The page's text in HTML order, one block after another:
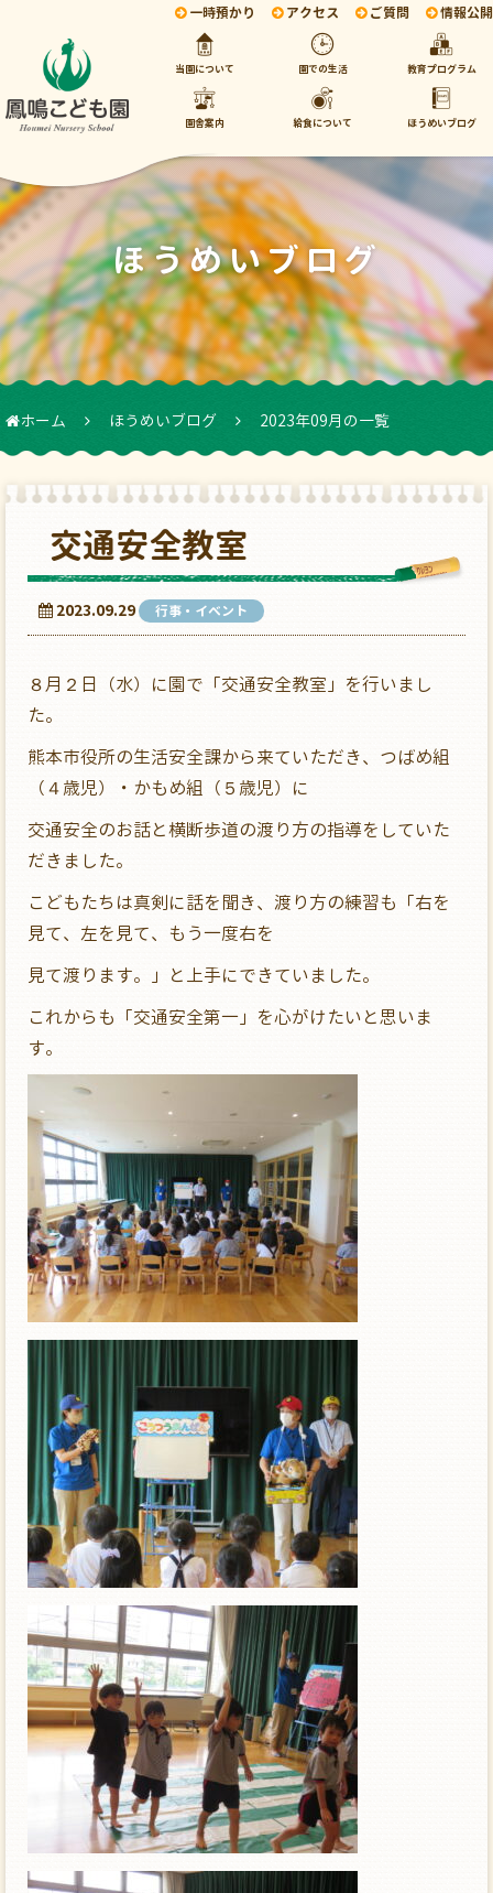
一時預かり アクセス ご質問 情報公開
当園について 園での生活 教育プログラム
園舎案内 給食について ほうめいブログ
ほうめいブログ
ホーム ほうめいブログ 2023年09月の一覧
交通安全教室
2023.09.29 行事・イベント
８月２日（水）に園で「交通安全教室」を行いまし
た。
熊本市役所の生活安全課から来ていただき、つばめ組
（４歳児）・かもめ組（５歳児）に
交通安全のお話と横断歩道の渡り方の指導をしていた
だきました。
こどもたちは真剣に話を聞き、渡り方の練習も「右を
見て、左を見て、もう一度右を
見て渡ります。」と上手にできていました。
これからも「交通安全第一」を心がけたいと思いま
す。